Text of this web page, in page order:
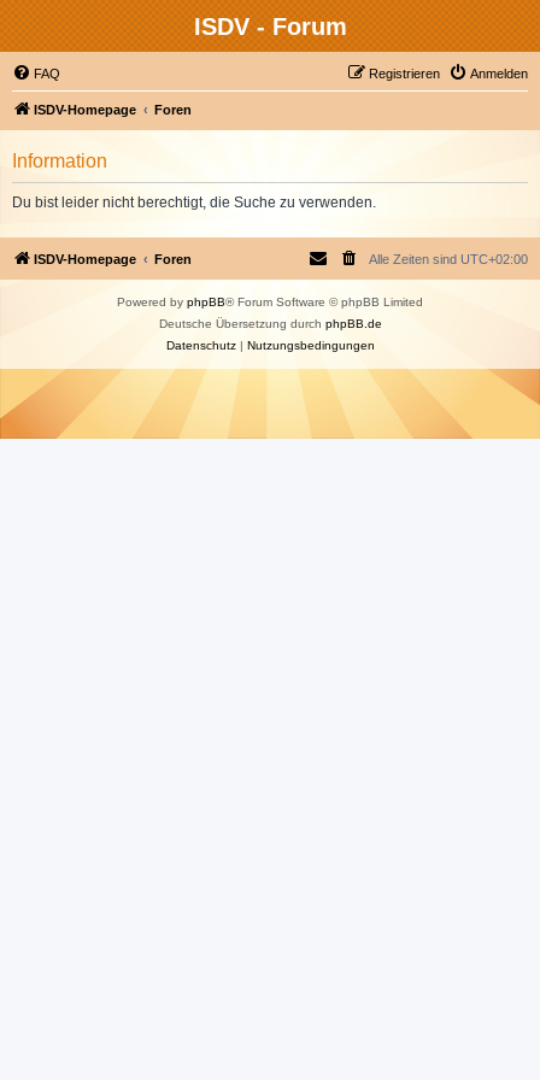
ISDV - Forum
FAQ Anmelden
Registrieren
ISDV-Homepage Foren
Information
Du bist leider nicht berechtigt, die Suche zu verwenden.
ISDV-Homepage Foren Alle Zeiten sind UTC+02:00
Powered by phpBB® Forum Software © phpBB Limited
Deutsche Übersetzung durch phpBB.de
Datenschutz| Nutzungsbedingungen